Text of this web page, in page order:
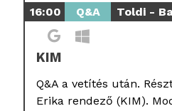
16:00 Q&A Toldi -
KIM
Q&A a vetítés után.
Erika rendező (KIM).